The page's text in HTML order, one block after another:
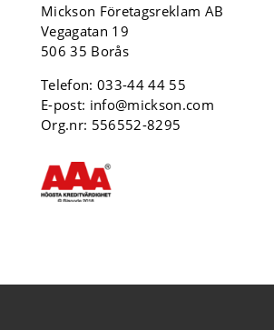
Mickson Företagsreklam AB
Vegagatan 19
506 35 Borås
Telefon:033-44 44 55
E-post: info@mickson.com
Org.nr: 556552-8295